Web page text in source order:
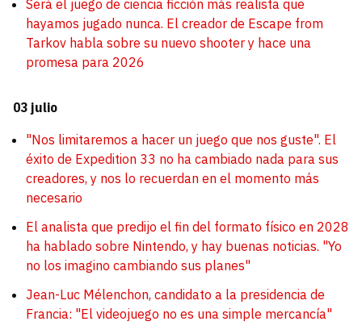
Será el juego de ciencia ficción más realista que
hayamos jugado nunca. El creador de Escape from
Tarkov habla sobre su nuevo shooter y hace una
promesa para 2026
03 julio
"Nos limitaremos a hacer un juego que nos guste". El
éxito de Expedition 33 no ha cambiado nada para sus
creadores, y nos lo recuerdan en el momento más
necesario
El analista que predijo el fin del formato físico en 2028
ha hablado sobre Nintendo, y hay buenas noticias. "Yo
no los imagino cambiando sus planes"
Jean-Luc Mélenchon, candidato a la presidencia de
Francia: "El videojuego no es una simple mercancía"